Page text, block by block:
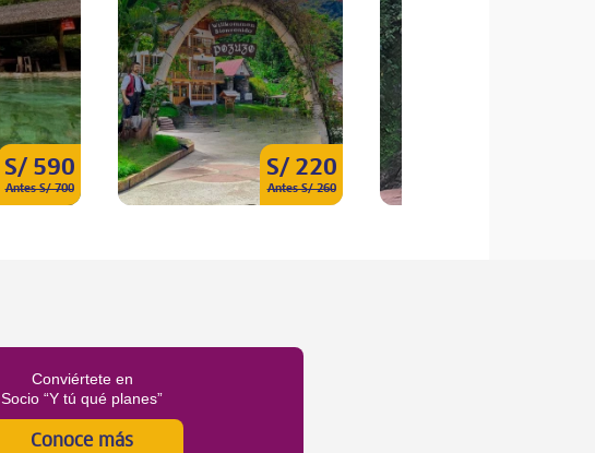
S/ 590
Antes S/ 700
S/ 220
Antes S/ 260
Conviértete en
Socio “Y tú qué planes”
Conoce más